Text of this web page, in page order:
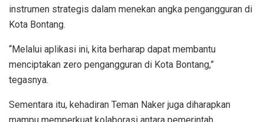
instrumen strategis dalam menekan angka pengangguran di
Kota Bontang.
“Melalui aplikasi ini, kita berharap dapat membantu
menciptakan zero pengangguran di Kota Bontang,”
tegasnya.
Sementara itu, kehadiran Teman Naker juga diharapkan
mampu memperkuat kolaborasi antara pemerintah,